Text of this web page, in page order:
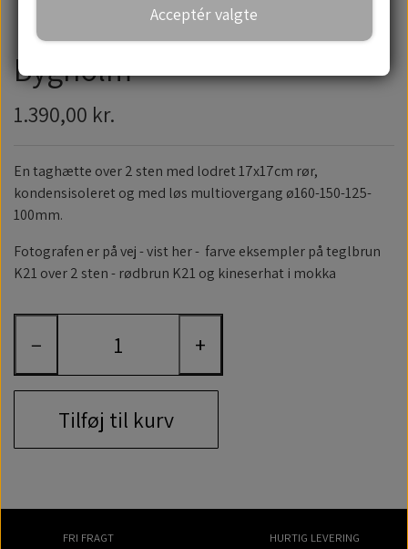
Bygholm
1.390,00 kr.
En taghætte over 2 sten med lodret 17x17cm rør,
kondensisoleret og med løs multiovergang ø160-150-125-
100mm.
Fotografen er på vej - vist her - farve eksempler på teglbrun
K21 over 2 sten - rødbrun K21 og kineserhat i mokka
− +
Tilføj til kurv
FRI FRAGT HURTIG LEVERING
Acceptér valgte